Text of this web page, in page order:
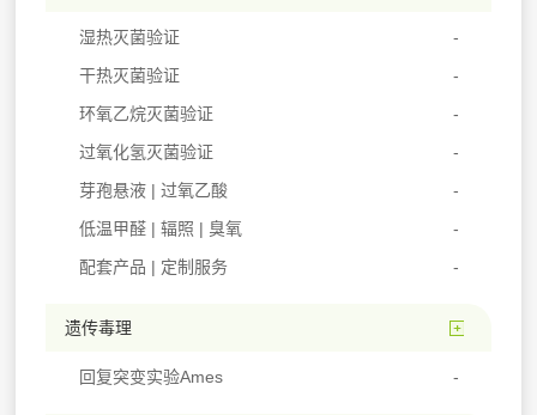
湿热灭菌验证
干热灭菌验证
环氧乙烷灭菌验证
过氧化氢灭菌验证
芽孢悬液 | 过氧乙酸
低温甲醛 | 辐照 | 臭氧
配套产品 | 定制服务
遗传毒理
回复突变实验Ames